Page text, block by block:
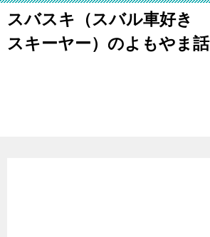
スバスキ（スバル車好き
スキーヤー）のよもやま話